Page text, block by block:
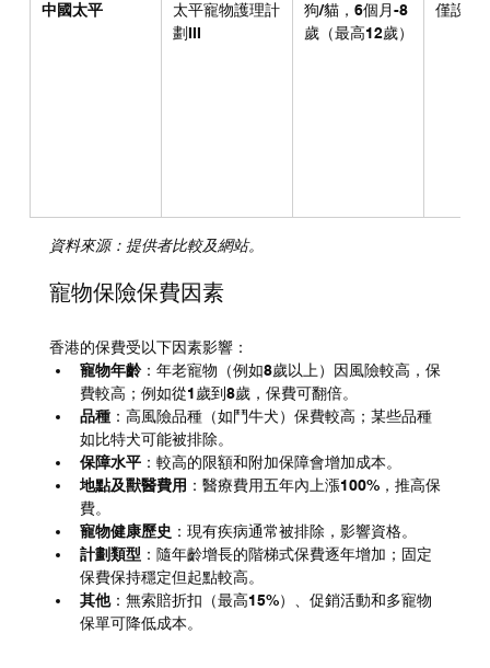
中國太平
太平寵物護理計
劃III
狗/貓，6個月-8
歲（最高12歲）
僅設分
資料來源：提供者比較及網站。
寵物保險保費因素
香港的保費受以下因素影響：
寵物年齡：年老寵物（例如8歲以上）因風險較高，保
費較高；例如從1歲到8歲，保費可翻倍。
品種：高風險品種（如鬥牛犬）保費較高；某些品種
如比特犬可能被排除。
保障水平：較高的限額和附加保障會增加成本。
地點及獸醫費用 ：醫療費用五年內上漲100%，推高保
費。
寵物健康歷史 ：現有疾病通常被排除，影響資格。
計劃類型 ：隨年齡增長的階梯式保費逐年增加；固定
保費保持穩定但起點較高。
其他：無索賠折扣（最高15%）、促銷活動和多寵物
保單可降低成本。